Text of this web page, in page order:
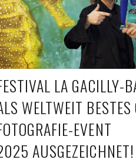
LA GACILLY-
WELTWEIT
EVENT
AUSGEZEICHNET!